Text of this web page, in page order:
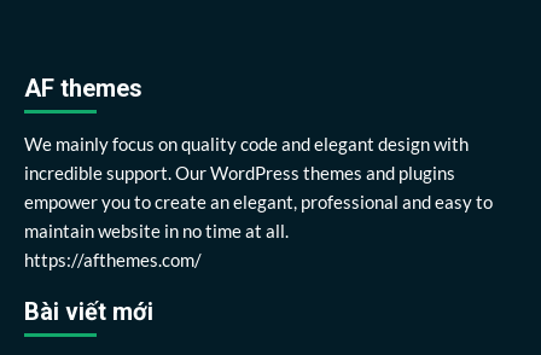
AF themes
We mainly focus on quality code and elegant design with
incredible support. Our WordPress themes and plugins
empower you to create an elegant, professional and easy to
maintain website in no time at all.
https://afthemes.com/
Bài viết mới